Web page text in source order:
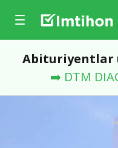
Abituriyentlar
➡️ DTM